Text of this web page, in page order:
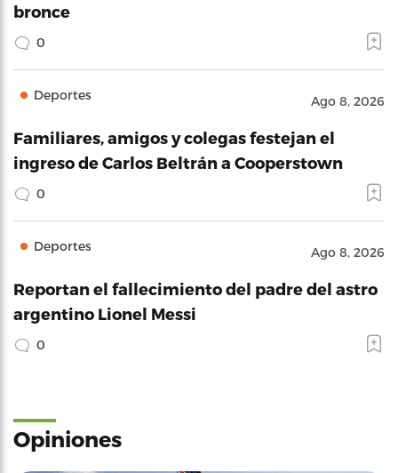
bronce
0
Deportes Ago 8, 2026
Familiares, amigos y colegas festejan el
ingreso de Carlos Beltrán a Cooperstown
0
Deportes Ago 8, 2026
Reportan el fallecimiento del padre del astro
argentino Lionel Messi
0
Opiniones